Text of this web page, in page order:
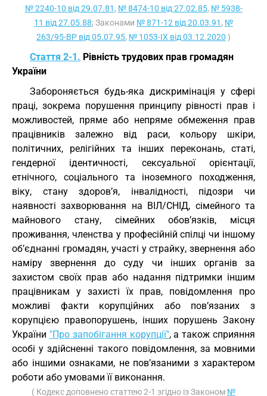
№ 2240-10 від 29.07.81 , № 8474-10 від 27.02.85, № 5938-
11 від 27.05.88; Законами № 871-12 від 20.03.91 , №
263/95-ВР від 05.07.95, № 1053-IX від 03.12.2020 )
Стаття 2-1. Рівність трудових прав громадян
України
Забороняється будь-яка дискримінація у сфері
праці, зокрема порушення принципу рівності прав і
можливостей, пряме або непряме обмеження прав
працівників залежно від раси, кольору шкіри,
політичних, релігійних та інших переконань, статі,
гендерної ідентичності, сексуальної орієнтації,
етнічного, соціального та іноземного походження,
віку, стану здоров’я, інвалідності, підозри чи
наявності захворювання на ВІЛ/СНІД, сімейного та
майнового стану, сімейних обов’язків, місця
проживання, членства у професійній спілці чи іншому
об’єднанні громадян, участі у страйку, звернення або
наміру звернення до суду чи інших органів за
захистом своїх прав або надання підтримки іншим
працівникам у захисті їх прав, повідомлення про
можливі факти корупційних або пов’язаних з
корупцією правопорушень, інших порушень Закону
України "Про запобігання корупції", а також сприяння
особі у здійсненні такого повідомлення, за мовними
або іншими ознаками, не пов’язаними з характером
роботи або умовами її виконання.
( Кодекс доповнено статтею 2-1 згідно із Законом №